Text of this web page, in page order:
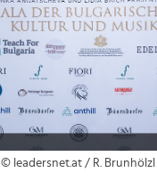
© leadersnet.at / R. Brunhölzl